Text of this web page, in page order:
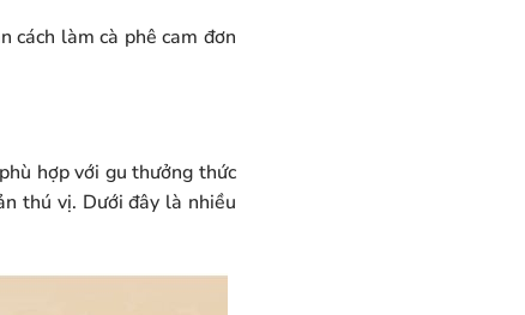
cách làm cà phê cam đơn
hợp với gu thưởng thức
thú vị. Dưới đây là nhiều